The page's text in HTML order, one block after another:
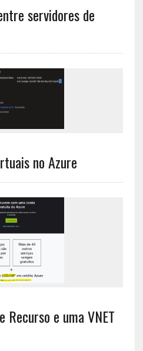
servidores de
no Azure
Recurso e uma VNET